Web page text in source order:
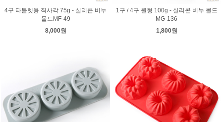
4구 타블렛용 직사각 75g - 실리콘 비누
몰드MF-49
8,000원
1구 / 4구 원형 100g - 실리콘 비누 몰드
MG-136
1,800원